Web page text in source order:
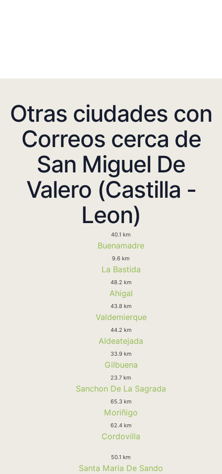
Otras ciudades con
Correos cerca de
San Miguel De
Valero (Castilla -
Leon)
40.1 km
Buenamadre
9.6 km
La Bastida
48.2 km
Ahigal
43.8 km
Valdemierque
44.2 km
Aldeatejada
33.9 km
Gilbuena
23.7 km
Sanchon De La Sagrada
65.3 km
Moriñigo
62.4 km
Cordovilla
50.1 km
Santa Maria De Sando